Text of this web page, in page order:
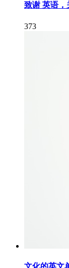
致谢 英语，
373
文化的英文